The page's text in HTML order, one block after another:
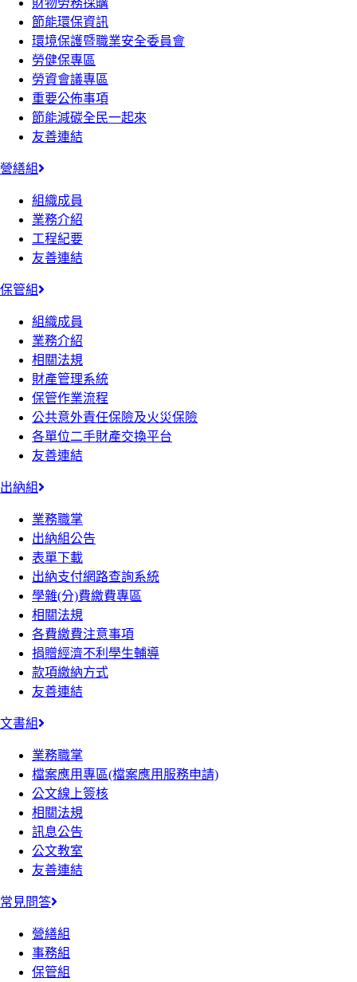
財物勞務採購
節能環保資訊
環境保護暨職業安全委員會
勞健保專區
勞資會議專區
重要公佈事項
節能減碳全民一起來
友善連結
營繕組
組織成員
業務介紹
工程紀要
友善連結
保管組
組織成員
業務介紹
相關法規
財產管理系統
保管作業流程
公共意外責任保險及火災保險
各單位二手財產交換平台
友善連結
出納組
業務職掌
出納組公告
表單下載
出納支付網路查詢系統
學雜(分)費繳費專區
相關法規
各費繳費注意事項
捐贈經濟不利學生輔導
款項繳納方式
友善連結
文書組
業務職掌
檔案應用專區(檔案應用服務申請)
公文線上簽核
相關法規
訊息公告
公文教室
友善連結
常見問答
營繕組
事務組
保管組